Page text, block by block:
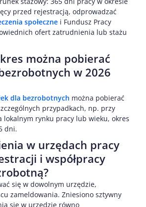
przed rejestracją, odprowadzać
społeczne i Fundusz Pracy
ofert zatrudnienia lub stażu
można pobierać
w 2026
dla bezrobotnych można pobierać
przypadkach, np. przy
rynku pracy lub wieku, okres
dni.
w urzędach pracy
i współpracy
się w dowolnym urzędzie,
zameldowania. Zniesiono sztywny
się w urzędzie równo